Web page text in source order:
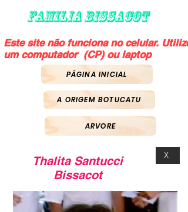
FAMILIA BISSACOT
Este site não funciona no celular. Utilize
um computador (CP) ou laptop
PÁGINA INICIAL
A ORIGEM BOTUCATU
ARVORE
Thalita Santucci
Bissacot
X